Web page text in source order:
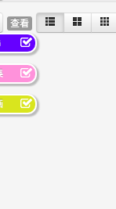
查看